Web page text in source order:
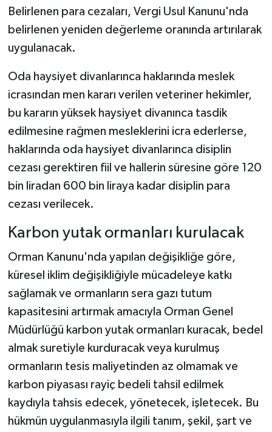
Belirlenen para cezaları, Vergi Usul Kanunu'nda
belirlenen yeniden değerleme oranında artırılarak
uygulanacak.
Oda haysiyet divanlarınca haklarında meslek
icrasından men kararı verilen veteriner hekimler,
bu kararın yüksek haysiyet divanınca tasdik
edilmesine rağmen mesleklerini icra ederlerse,
haklarında oda haysiyet divanlarınca disiplin
cezası gerektiren fiil ve hallerin süresine göre 120
bin liradan 600 bin liraya kadar disiplin para
cezası verilecek.
Karbon yutak ormanları kurulacak
Orman Kanunu'nda yapılan değişikliğe göre,
küresel iklim değişikliğiyle mücadeleye katkı
sağlamak ve ormanların sera gazı tutum
kapasitesini artırmak amacıyla Orman Genel
Müdürlüğü karbon yutak ormanları kuracak, bedel
almak suretiyle kurduracak veya kurulmuş
ormanların tesis maliyetinden az olmamak ve
karbon piyasası rayiç bedeli tahsil edilmek
kaydıyla tahsis edecek, yönetecek, işletecek. Bu
hükmün uygulanmasıyla ilgili tanım, şekil, şart ve